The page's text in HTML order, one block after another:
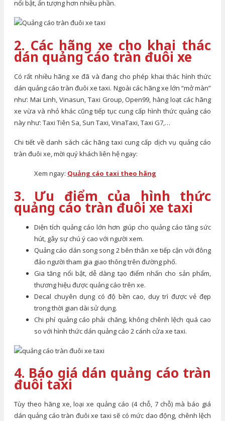
nổi bật, ấn tượng hơn nhiều phần.
2. Các hãng xe cho khai thác
dán quảng cáo tràn đuôi xe
Có rất nhiều hãng xe đã và đang cho phép khai thác hình thức
dán quảng cáo tràn đuôi xe taxi. Ngoài các hãng xe lớn “mở màn”
như: Mai Linh, Vinasun, Taxi Group, Open99, hàng loạt các hãng
xe vừa và nhỏ khác cũng tiếp tục cung cấp hình thức quảng cáo
này như: Taxi Tiên Sa, Sun Taxi, VinaTaxi, Taxi G7,…
Chi tiết về danh sách các hãng taxi cung cấp dịch vụ quảng cáo
tràn đuôi xe, mời quý khách liên hệ ngay:
Xem ngay: Quảng cáo taxi theo hãng
3. Ưu điểm của hình thức
quảng cáo tràn đuôi xe taxi
Diện tích quảng cáo lớn hơn giúp cho quảng cáo tăng sức
hút, gây sự chú ý cao với người xem.
Quảng cáo dán song song 2 bên thân xe tiếp cận với đông
đảo người tham gia giao thông trên đường phố.
Gia tăng nổi bật, dễ dàng tạo điểm nhấn cho sản phẩm,
thương hiệu được quảng cáo trên xe.
Decal chuyên dụng có độ bền cao, duy trì được vẻ đẹp
trong thời gian dài sử dụng.
Chi phí quảng cáo phải chăng, không chênh lệch quá cao
so với hình thức dán quảng cáo 2 cánh cửa xe taxi.
4. Báo giá dán quảng cáo tràn
đuôi taxi
Tùy theo hãng xe, loại xe quảng cáo (4 chỗ, 7 chỗ) mà báo giá
dán quảng cáo tràn đuôi xe taxi sẽ có mức dao động, chênh lệch